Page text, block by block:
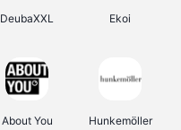
DeubaXXL Ekoi
About You Hunkemöller